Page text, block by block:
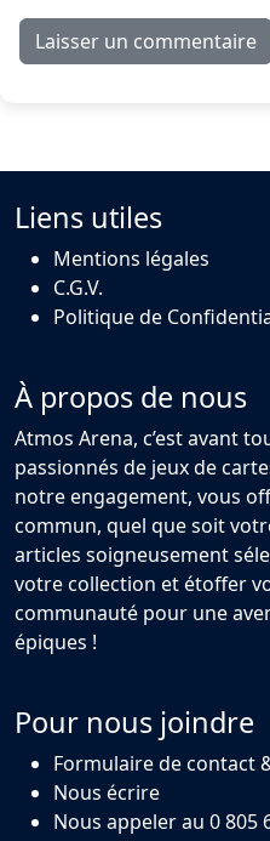
Liens utiles
Mentions légales
C.G.V.
Politique de
À propos de nous
Atmos Arena, c’est avant
passionnés de jeux de
notre engagement, vous
commun, quel que soit
articles soigneusement
votre collection et étoffer
communauté pour une
épiques !
Pour nous joindre
Formulaire de contact
Nous écrire
Nous appeler au 0 805